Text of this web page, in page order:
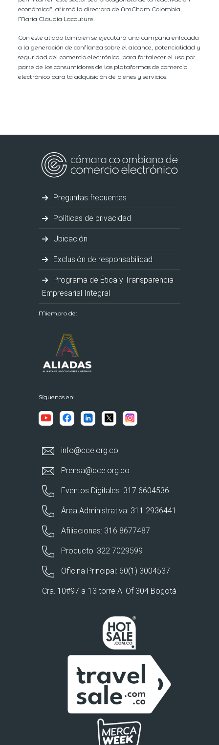
económica”, afirmó la directora de AmCham Colombia,
María Claudia Lacouture.
Con este aliado también se ejecutará una campaña enfocada
a la generación de confianza sobre el alcance, potencialidad y
seguridad del comercio electrónico, para fortalecer el uso por
parte de los consumidores de las plataformas de comercio
electrónico para la adquisición de bienes y servicios.
Preguntas frecuentes
Políticas de privacidad
Ubicación
Exclusión de responsabilidad
Programa de Ética y Transparencia
Empresarial Integral
Miembro de:
Síguenos en:
info@cce.org.co
Prensa@cce.org.co
Eventos Digitales: 317 6604536
Área Administrativa: 311 2936441
Afiliaciones: 316 8677487
Producto: 322 7029599
Oficina Principal: 60(1) 3004537
Cra. 10#97 a-13 torre A. Of 304 Bogotá